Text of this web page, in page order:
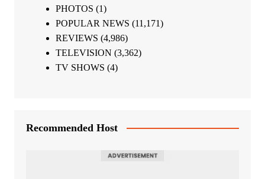
PHOTOS (1)
POPULAR NEWS (11,171)
REVIEWS (4,986)
TELEVISION (3,362)
TV SHOWS (4)
Recommended Host